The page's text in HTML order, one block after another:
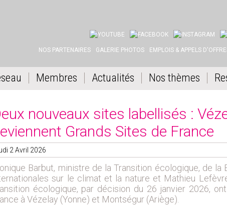
NOS PARTENAIRES GALERIE PHOTOS EMPLOIS & APPELS
Membres Actualités Nos thèmes
nouveaux sites labellisés :
Grands Sites de France
2 Avril 2026
Barbut, ministre de la Transition écologique, de
sur le climat et la nature et Mathieu
écologique, par décision du 26 janvier 2026,
à Vézelay (Yonne) et Montségur (Ariège).